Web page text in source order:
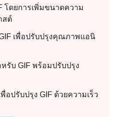
โดยการเพิ่มขนาดความ
สต์
เพื่อปรับปรุงคุณภาพแอนิ
รับ GIF พร้อมปรับปรุง
อปรับปรุง GIF ด้วยความเร็ว